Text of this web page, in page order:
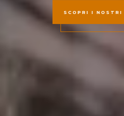
SCOPRI I NOSTRI